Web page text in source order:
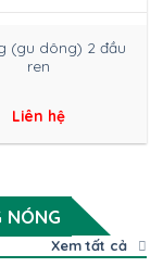
(gu dông) 2 đầu
ren
Liên hệ
NÓNG
Xem tất cả